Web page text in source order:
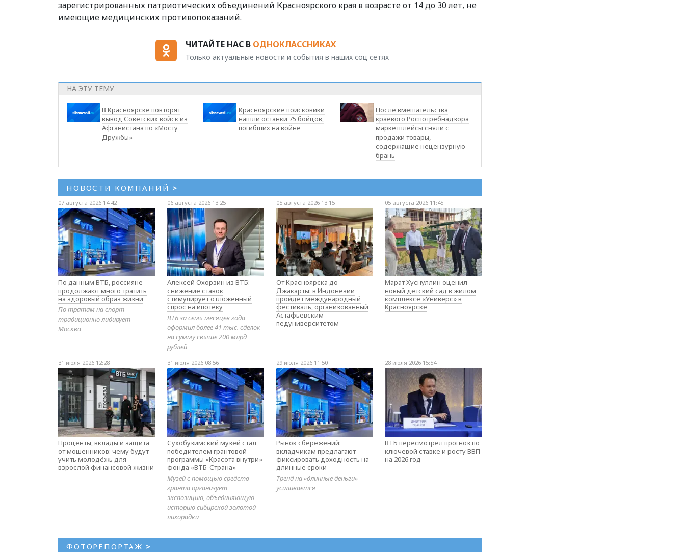
зарегистрированных патриотических объединений Красноярского края в возрасте от 14 до 30 лет, не
имеющие медицинских противопоказаний.
ЧИТАЙТЕ НАС В ОДНОКЛАССНИКАХ
Только актуальные новости и события в наших соц сетях
НА ЭТУ ТЕМУ
В Красноярске повторят
вывод Советских войск из
Афганистана по «Мосту
Дружбы»
Красноярские поисковики
нашли останки 75 бойцов,
погибших на войне
После вмешательства
краевого Роспотребнадзора
маркетплейсы сняли с
продажи товары,
содержащие нецензурную
брань
НОВОСТИ КОМПАНИЙ >
07 августа 2026 14:42
По данным ВТБ, россияне
продолжают много тратить
на здоровый образ жизни
По тратам на спорт
традиционно лидирует
Москва
06 августа 2026 13:25
Алексей Охорзин из ВТБ:
снижение ставок
стимулирует отложенный
спрос на ипотеку
ВТБ за семь месяцев года
оформил более 41 тыс. сделок
на сумму свыше 200 млрд
рублей
05 августа 2026 13:15
От Красноярска до
Джакарты: в Индонезии
пройдёт международный
фестиваль, организованный
Астафьевским
педуниверситетом
05 августа 2026 11:45
Марат Хуснуллин оценил
новый детский сад в жилом
комплексе «Универс» в
Красноярске
31 июля 2026 12:28
Проценты, вклады и защита
от мошенников: чему будут
учить молодёжь для
взрослой финансовой жизни
31 июля 2026 08:56
Сухобузимский музей стал
победителем грантовой
программы «Красота внутри»
фонда «ВТБ-Страна»
Музей с помощью средств
гранта организует
экспозицию, объединяющую
историю сибирской золотой
лихорадки
29 июля 2026 11:50
Рынок сбережений:
вкладчикам предлагают
фиксировать доходность на
длинные сроки
Тренд на «длинные деньги»
усиливается
28 июля 2026 15:54
ВТБ пересмотрел прогноз по
ключевой ставке и росту ВВП
на 2026 год
ФОТОРЕПОРТАЖ >